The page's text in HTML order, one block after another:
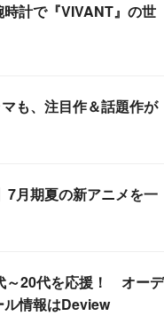
時計で『VIVANT』の世
も、注目作＆話題作が
7月期夏の新アニメを一
～20代を応援！ オーデ
ル情報はDeview